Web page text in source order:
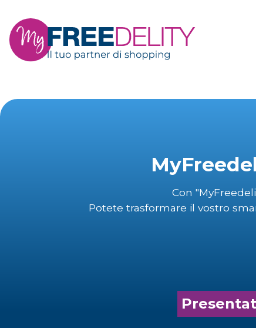
Con
Potete trasformare il vostro